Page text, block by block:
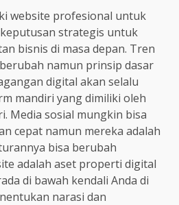
website profesional untuk
strategis untuk
bisnis di masa depan. Tren
namun prinsip dasar
digital akan selalu
mandiri yang dimiliki oleh
Media sosial mungkin bisa
cepat namun mereka adalah
bisa berubah
adalah aset properti digital
di bawah kendali Anda di
narasi dan